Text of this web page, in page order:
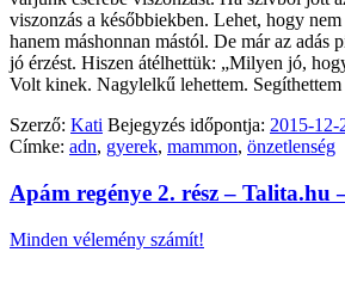
viszonzás a későbbiekben. Lehet, hogy
hanem máshonnan mástól. De már az adás
jó érzést. Hiszen átélhettük: „Milyen jó,
Volt kinek. Nagylelkű lehettem.
Szerző: Kati Bejegyzés időpontja: 2015-12-
Címke: adn, gyerek, mammon, önzetlenség
Apám regénye 2. rész – Talita.hu
Minden vélemény számít!